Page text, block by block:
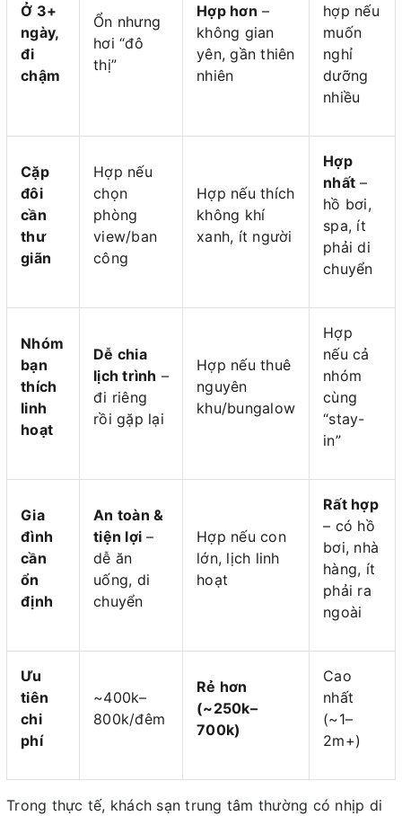
Ở 3+
ngày,
đi
chậm
Ổn nhưng
hơi “đô
thị”
Hợp hơn –
không gian
yên, gần thiên
nhiên
hợp nếu
muốn
nghỉ
dưỡng
nhiều
Cặp
đôi
cần
thư
giãn
Hợp nếu
chọn
phòng
view/ban
công
Hợp nếu thích
không khí
xanh, ít người
Hợp
nhất –
hồ bơi,
spa, ít
phải di
chuyển
Nhóm
bạn
thích
linh
hoạt
Dễ chia
lịch trình –
đi riêng
rồi gặp lại
Hợp nếu thuê
nguyên
khu/bungalow
Hợp
nếu cả
nhóm
cùng
“stay-
in”
Gia
đình
cần
ổn
định
An toàn &
tiện lợi –
dễ ăn
uống, di
chuyển
Hợp nếu con
lớn, lịch linh
hoạt
Rất hợp
– có hồ
bơi, nhà
hàng, ít
phải ra
ngoài
Ưu
tiên
chi
phí
~400k–
800k/đêm
Rẻ hơn
(~250k–
700k)
Cao
nhất
(~1–
2m+)
Trong thực tế, khách sạn trung tâm thường có nhịp di